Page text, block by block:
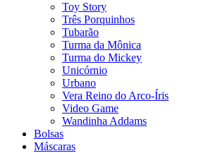
Toy Story
Três Porquinhos
Tubarão
Turma da Mônica
Turma do Mickey
Unicórnio
Urbano
Vera Reino do Arco-Íris
Video Game
Wandinha Addams
Bolsas
Máscaras